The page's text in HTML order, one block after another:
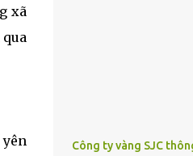
xã
Công ty vàng SJC